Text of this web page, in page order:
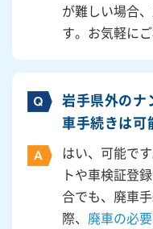
が難しい場合
す。お気軽に
岩手県外のナ
車手続きは可
はい、可能で
トや車検証登
合でも、廃車
際、 廃車の必